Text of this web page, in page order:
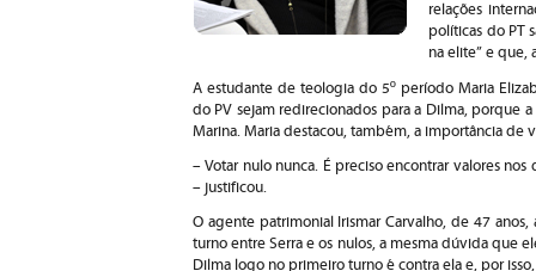
relações
políticas do PT
na elite” e que,
A estudante de teologia do 5º período Maria
do PV sejam redirecionados para a Dilma, porque
Marina. Maria destacou, também, a importância de
– Votar nulo nunca. É preciso encontrar valores
– justificou.
O agente patrimonial Irismar Carvalho, de 47
turno entre Serra e os nulos, a mesma dúvida que
Dilma logo no primeiro turno é contra ela e, por